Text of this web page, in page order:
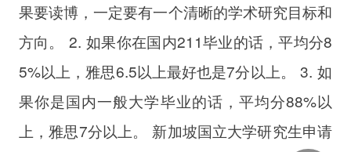
果要读博，一定要有一个清晰的学术研究目标和
方向。 2. 如果你在国内211毕业的话，平均分8
5%以上，雅思6.5以上最好也是7分以上。 3. 如
果你是国内一般大学毕业的话，平均分88%以
上，雅思7分以上。 新加坡国立大学研究生申请